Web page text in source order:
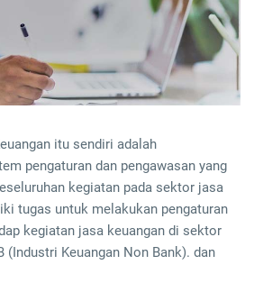
itu sendiri adalah
pengaturan dan pengawasan yang
kegiatan pada sektor jasa
tugas untuk melakukan pengaturan
kegiatan jasa keuangan di sektor
(Industri Keuangan Non Bank). dan